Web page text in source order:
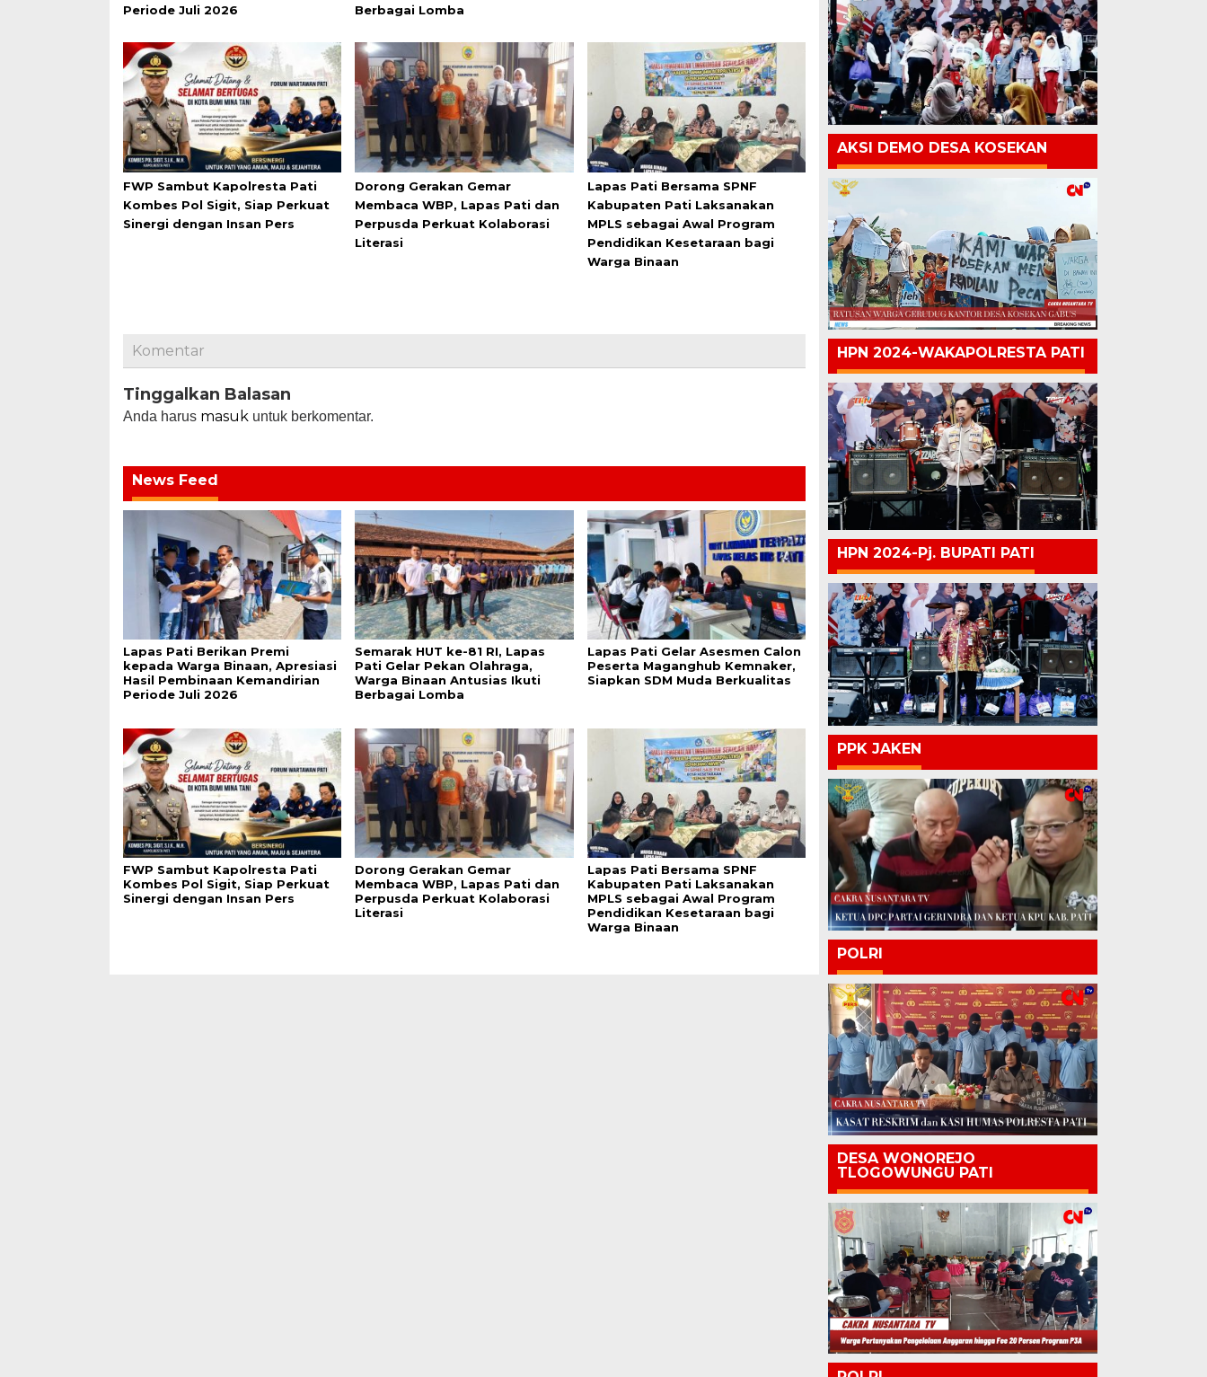
Periode Juli 2026
Berbagai Lomba
FWP Sambut Kapolresta Pati
Kombes Pol Sigit, Siap Perkuat
Sinergi dengan Insan Pers
Dorong Gerakan Gemar
Membaca WBP, Lapas Pati dan
Perpusda Perkuat Kolaborasi
Literasi
Lapas Pati Bersama SPNF
Kabupaten Pati Laksanakan
MPLS sebagai Awal Program
Pendidikan Kesetaraan bagi
Warga Binaan
Komentar
Tinggalkan Balasan
Anda harus masuk untuk berkomentar.
News Feed
Lapas Pati Berikan Premi
kepada Warga Binaan, Apresiasi
Hasil Pembinaan Kemandirian
Periode Juli 2026
Semarak HUT ke-81 RI, Lapas
Pati Gelar Pekan Olahraga,
Warga Binaan Antusias Ikuti
Berbagai Lomba
Lapas Pati Gelar Asesmen Calon
Peserta Maganghub Kemnaker,
Siapkan SDM Muda Berkualitas
FWP Sambut Kapolresta Pati
Kombes Pol Sigit, Siap Perkuat
Sinergi dengan Insan Pers
Dorong Gerakan Gemar
Membaca WBP, Lapas Pati dan
Perpusda Perkuat Kolaborasi
Literasi
Lapas Pati Bersama SPNF
Kabupaten Pati Laksanakan
MPLS sebagai Awal Program
Pendidikan Kesetaraan bagi
Warga Binaan
AKSI DEMO DESA KOSEKAN
HPN 2024-WAKAPOLRESTA PATI
HPN 2024-Pj. BUPATI PATI
PPK JAKEN
POLRI
DESA WONOREJO
TLOGOWUNGU PATI